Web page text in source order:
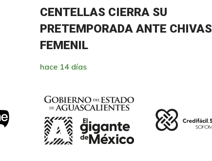
CENTELLAS CIERRA SU
PRETEMPORADA ANTE CHIVAS
FEMENIL
hace 14 días